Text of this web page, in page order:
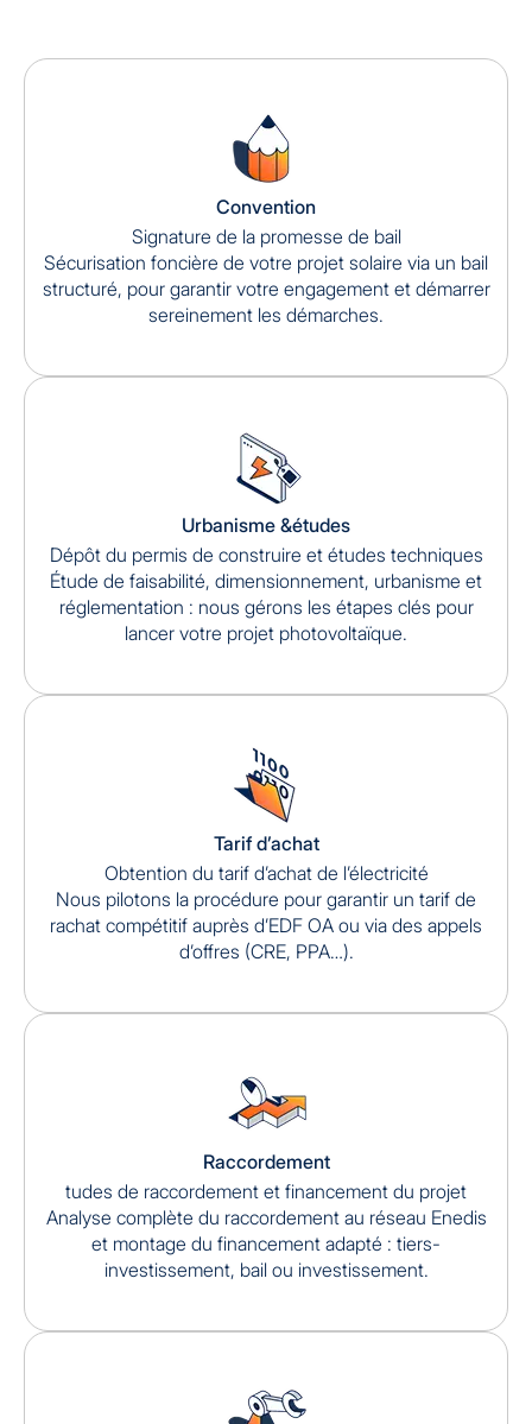
Convention
Signature de la promesse de bail
Sécurisation foncière de votre projet solaire via un bail
structuré, pour garantir votre engagement et démarrer
sereinement les démarches.
Urbanisme &études
Dépôt du permis de construire et études techniques
Étude de faisabilité, dimensionnement, urbanisme et
réglementation : nous gérons les étapes clés pour
lancer votre projet photovoltaïque.
Tarif d’achat
Obtention du tarif d’achat de l’électricité
Nous pilotons la procédure pour garantir un tarif de
rachat compétitif auprès d’EDF OA ou via des appels
d’offres (CRE, PPA…).
Raccordement
tudes de raccordement et financement du projet
Analyse complète du raccordement au réseau Enedis
et montage du financement adapté : tiers-
investissement, bail ou investissement.